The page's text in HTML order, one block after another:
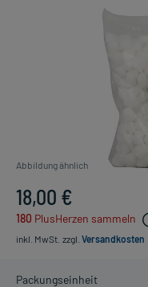
Abbildung ähnlich
18,00 €
180 PlusHerzen sammeln
inkl. MwSt. zzgl. Versandkosten
Packungseinheit